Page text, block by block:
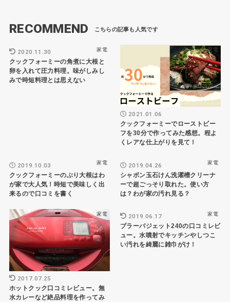
RECOMMEND
家電
2020.11.30
クックフォーミーの角煮に大根と
卵を入れて圧力料理。味がしみし
みで時短料理とは思えない
家電
2021.01.06
クックフォーミーでローストビー
フを30分で作ってみた感想。程よ
くレアな仕上がりを見て！
家電
2019.10.03
クックフォーミーのぶり大根はわ
が家で大人気！時短で美味しく出
来るので口コミを書く
家電
2019.04.26
シャボン玉石けん洗濯槽クリーナ
ーで超ごっそり取れた。使い方
は？わが家の汚れ見る？
家電
2017.07.25
ホットクック口コミレビュー。無
水カレーなど絶品料理を作ってみ
家電
2019.06.17
ブラーバジェット240の口コミレビ
ュー。水噴射でキッチンやしつこ
い汚れを綺麗に雑巾がけ！